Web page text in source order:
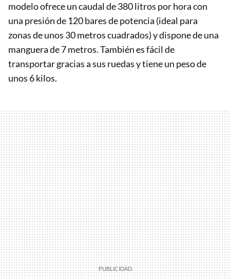
modelo ofrece un caudal de 380 litros por hora con
una presión de 120 bares de potencia (ideal para
zonas de unos 30 metros cuadrados) y dispone de una
manguera de 7 metros. También es fácil de
transportar gracias a sus ruedas y tiene un peso de
unos 6 kilos.